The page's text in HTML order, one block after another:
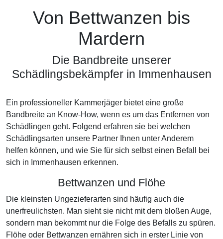
Von Bettwanzen bis
Mardern
Die Bandbreite unserer
Schädlingsbekämpfer in Immenhausen
Ein professioneller Kammerjäger bietet eine große
Bandbreite an Know-How, wenn es um das Entfernen von
Schädlingen geht. Folgend erfahren sie bei welchen
Schädlingsarten unsere Partner Ihnen unter Anderem
helfen können, und wie Sie für sich selbst einen Befall bei
sich in Immenhausen erkennen.
Bettwanzen und Flöhe
Die kleinsten Ungezieferarten sind häufig auch die
unerfreulichsten. Man sieht sie nicht mit dem bloßen Auge,
sondern man bekommt nur die Folge des Befalls zu spüren.
Flöhe oder Bettwanzen ernähren sich in erster Linie von